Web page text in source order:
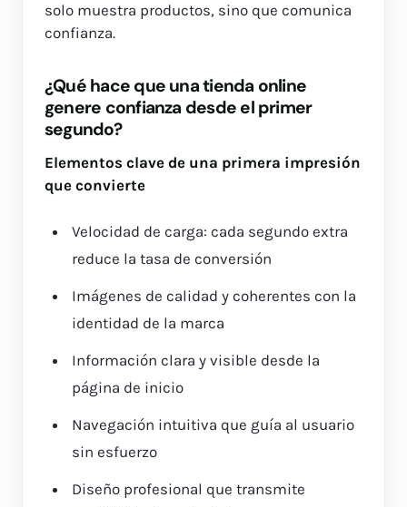
solo muestra productos, sino que comunica
confianza.
¿Qué hace que una tienda online
genere confianza desde el primer
segundo?
Elementos clave de una primera impresión
que convierte
Velocidad de carga: cada segundo extra
reduce la tasa de conversión
Imágenes de calidad y coherentes con la
identidad de la marca
Información clara y visible desde la
página de inicio
Navegación intuitiva que guía al usuario
sin esfuerzo
Diseño profesional que transmite